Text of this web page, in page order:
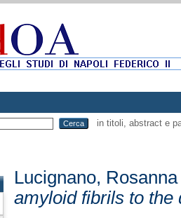
in titoli, abstract e
Lucignano, Rosanna
amyloid fibrils to the